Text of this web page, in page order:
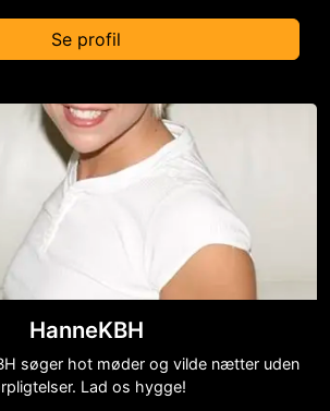
Se profil
HanneKBH
søger hot møder og vilde nætter uden
Lad os hygge!